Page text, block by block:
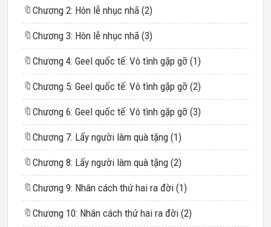
🔖 Chương 2: Hôn lễ nhục nhã (2)
🔖 Chương 3: Hôn lễ nhục nhã (3)
🔖 Chương 4: Geel quốc tế: Vô tình gặp gỡ (1)
🔖 Chương 5: Geel quốc tế: Vô tình gặp gỡ (2)
🔖 Chương 6: Geel quốc tế: Vô tình gặp gỡ (3)
🔖 Chương 7: Lấy người làm quà tặng (1)
🔖 Chương 8: Lấy người làm quà tặng (2)
🔖 Chương 9: Nhân cách thứ hai ra đời (1)
🔖 Chương 10: Nhân cách thứ hai ra đời (2)